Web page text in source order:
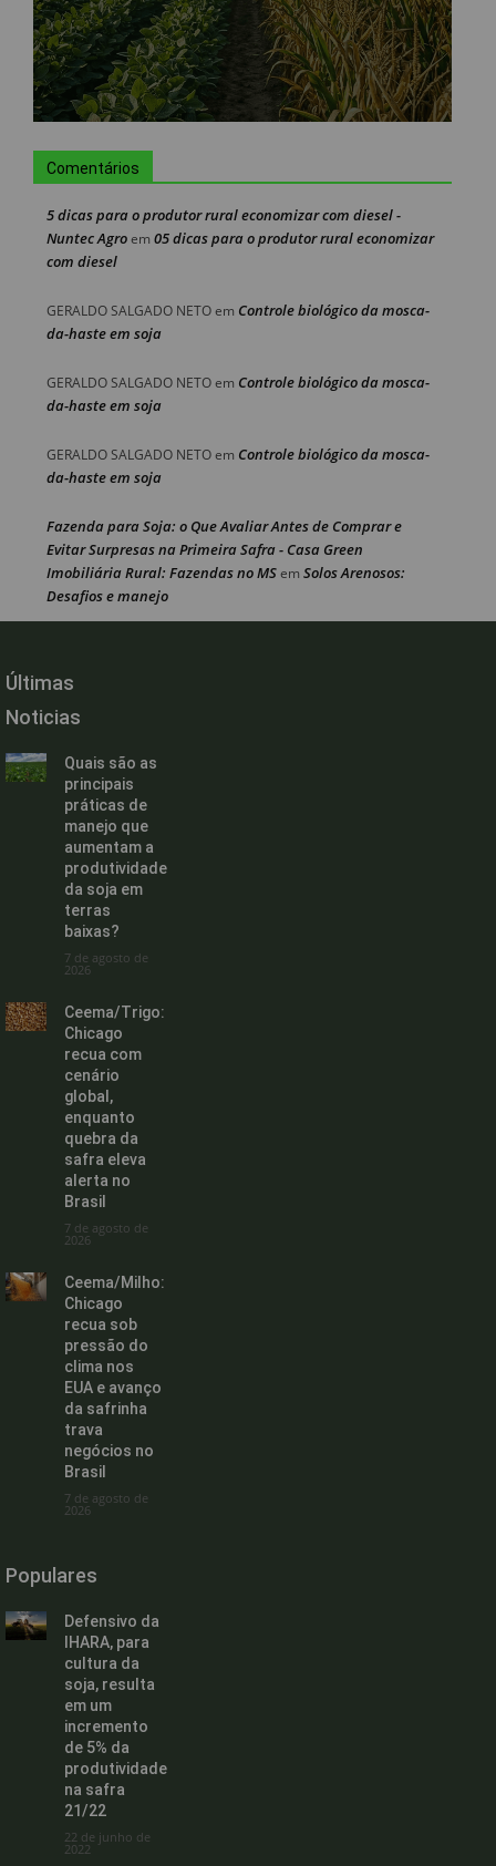
Comentários
5 dicas para o produtor rural economizar com diesel -
Nuntec Agroem 05 dicas para o produtor rural economizar
com diesel
GERALDO SALGADO NETOem Controle biológico da mosca-
da-haste em soja
GERALDO SALGADO NETOem Controle biológico da mosca-
da-haste em soja
GERALDO SALGADO NETOem Controle biológico da mosca-
da-haste em soja
Fazenda para Soja: o Que Avaliar Antes de Comprar e
Evitar Surpresas na Primeira Safra - Casa Green
Imobiliária Rural: Fazendas no MSem Solos Arenosos:
Desafios e manejo
Últimas
Noticias
Quais são as
principais
práticas de
manejo que
aumentam a
produtividade
da soja em
terras
baixas?
7 de agosto de
2026
Ceema/Trigo:
Chicago
recua com
cenário
global,
enquanto
quebra da
safra eleva
alerta no
Brasil
7 de agosto de
2026
Ceema/Milho:
Chicago
recua sob
pressão do
clima nos
EUA e avanço
da safrinha
trava
negócios no
Brasil
7 de agosto de
2026
Populares
Defensivo da
IHARA, para
cultura da
soja, resulta
em um
incremento
de 5% da
produtividade
na safra
21/22
22 de junho de
2022